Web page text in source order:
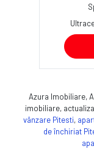
Azura Imobiliare,
imobiliare,
vânzare Pitesti,
de închiriat